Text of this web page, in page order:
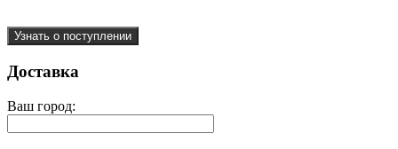
Узнать о поступлении
Доставка
Ваш город: